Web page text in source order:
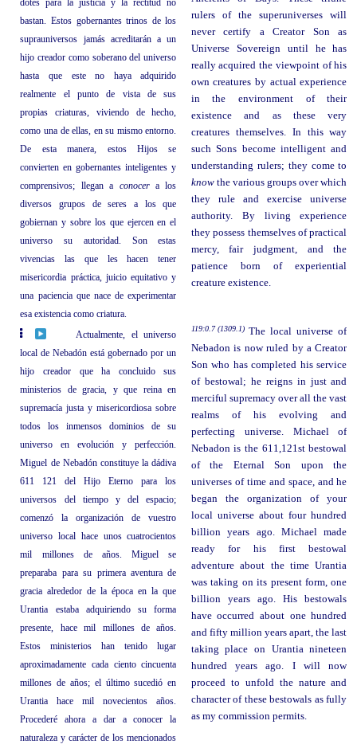
dotes para la justicia y la rectitud no
bastan. Estos gobernantes trinos de los
suprauniversos jamás acreditarán a un
hijo creador como soberano del universo
hasta que este no haya adquirido
realmente el punto de vista de sus
propias criaturas, viviendo de hecho,
como una de ellas, en su mismo entorno.
De esta manera, estos Hijos se
convierten en gobernantes inteligentes y
comprensivos; llegan a conocera los
diversos grupos de seres a los que
gobiernan y sobre los que ejercen en el
universo su autoridad. Son estas
vivencias las que les hacen tener
misericordia práctica, juicio equitativo y
una paciencia que nace de experimentar
esa existencia como criatura.
rulers of the superuniverses will
never certify a Creator Son as
Universe Sovereign until he has
really acquired the viewpoint of his
own creatures by actual experience
in the environment of their
existence and as these very
creatures themselves. In this way
such Sons become intelligent and
understanding rulers; they come to
knowthe various groups over which
they rule and exercise universe
authority. By living experience
they possess themselves of practical
mercy, fair judgment, and the
patience born of experiential
creature existence.
Actualmente, el universo
local de Nebadón está gobernado por un
hijo creador que ha concluido sus
ministerios de gracia, y que reina en
supremacía justa y misericordiosa sobre
todos los inmensos dominios de su
universo en evolución y perfección.
Miguel de Nebadón constituye la dádiva
611 121 del Hijo Eterno para los
universos del tiempo y del espacio;
comenzó la organización de vuestro
universo local hace unos cuatrocientos
mil millones de años. Miguel se
preparaba para su primera aventura de
gracia alrededor de la época en la que
Urantia estaba adquiriendo su forma
presente, hace mil millones de años.
Estos ministerios han tenido lugar
aproximadamente cada ciento cincuenta
millones de años; el último sucedió en
Urantia hace mil novecientos años.
Procederé ahora a dar a conocer la
naturaleza y carácter de los mencionados
119:0.7 (1309.1) The local universe of
Nebadon is now ruled by a Creator
Son who has completed his service
of bestowal; he reigns in just and
merciful supremacy over all the vast
realms of his evolving and
perfecting universe. Michael of
Nebadon is the 611,121st bestowal
of the Eternal Son upon the
universes of time and space, and he
began the organization of your
local universe about four hundred
billion years ago. Michael made
ready for his first bestowal
adventure about the time Urantia
was taking on its present form, one
billion years ago. His bestowals
have occurred about one hundred
and fifty million years apart, the last
taking place on Urantia nineteen
hundred years ago. I will now
proceed to unfold the nature and
character of these bestowals as fully
as my commission permits.